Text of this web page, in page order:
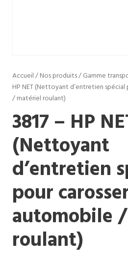
Accueil/Nos produits/Gamme
HP NET (Nettoyant d’entretien
/ matériel roulant)
3817 – HP
(Nettoyant
d’entretien
pour
automobile
roulant)